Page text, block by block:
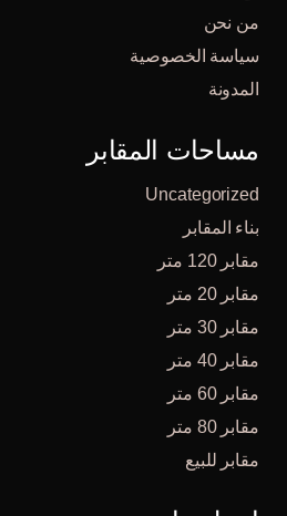
من نحن
سياسة الخصوصية
المدونة
مساحات المقابر
Uncategorized
بناء المقابر
مقابر 120 متر
مقابر 20 متر
مقابر 30 متر
مقابر 40 متر
مقابر 60 متر
مقابر 80 متر
مقابر للبيع